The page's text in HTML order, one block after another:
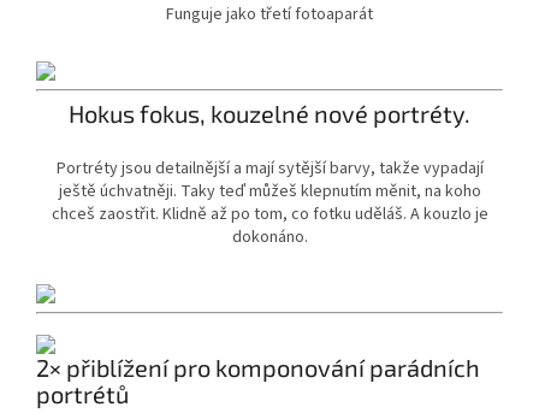
Funguje jako třetí fotoaparát
Hokus fokus, kouzelné nové portréty.
Portréty jsou detailnější a mají sytější barvy, takže vypadají
ještě úchvatněji. Taky teď můžeš klepnutím měnit, na koho
chceš zaostřit. Klidně až po tom, co fotku uděláš. A kouzlo je
dokonáno.
2× přiblížení pro komponování parádních
portrétů